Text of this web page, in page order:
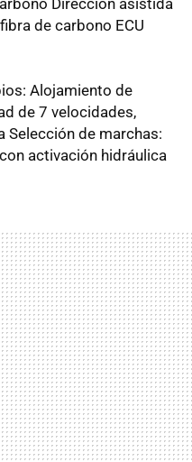
Dirección asistida
de carbono ECU
Alojamiento de
de 7 velocidades,
Selección de marchas:
activación hidráulica